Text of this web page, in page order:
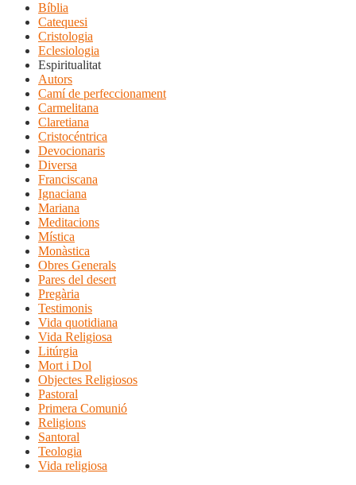
Bíblia
Catequesi
Cristologia
Eclesiologia
Espiritualitat
Autors
Camí de perfeccionament
Carmelitana
Claretiana
Cristocéntrica
Devocionaris
Diversa
Franciscana
Ignaciana
Mariana
Meditacions
Mística
Monàstica
Obres Generals
Pares del desert
Pregària
Testimonis
Vida quotidiana
Vida Religiosa
Litúrgia
Mort i Dol
Objectes Religiosos
Pastoral
Primera Comunió
Religions
Santoral
Teologia
Vida religiosa